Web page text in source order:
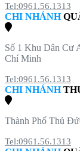
Tel:0961.56.1313
CHI NHÁNH
Số 1 Khu Dân Cư
Chí Minh
Tel:0961.56.1313
CHI NHÁNH
Thành Phố Thủ
Tel:0961.56.1313